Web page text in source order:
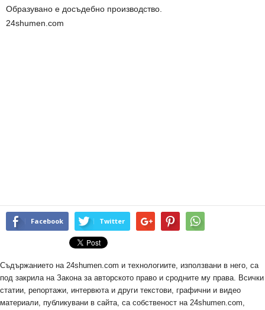
Образувано е досъдебно производство.
24shumen.com
Facebook Twitter
Съдържанието на 24shumen.com и технологиите, използвани в него, са
под закрила на Закона за авторското право и сродните му права. Всички
статии, репортажи, интервюта и други текстови, графични и видео
материали, публикувани в сайта, са собственост на 24shumen.com,